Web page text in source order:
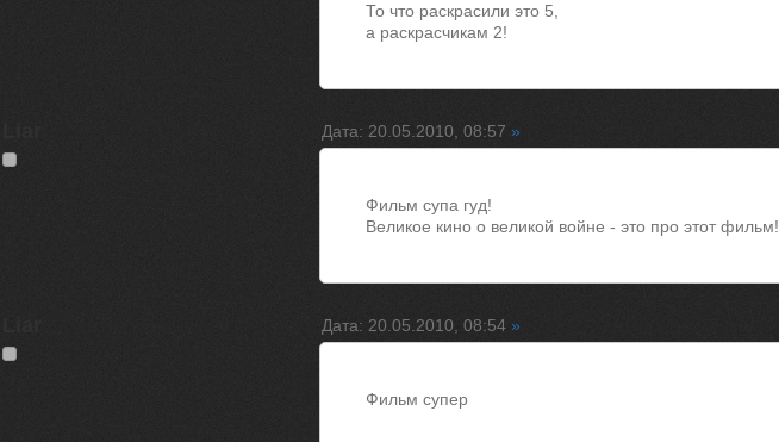
То что раскрасили это 5,
а раскрасчикам 2!
Дата: 20.05.2010, 08:57 »
Фильм супа гуд!
Великое кино о великой войне - это про этот фильм!
Дата: 20.05.2010, 08:54 »
Фильм супер